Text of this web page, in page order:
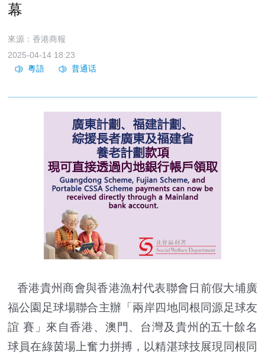
幕
來源：香港商報
2025-04-14 18:23
香港貴州商會與香港漁村代表聯會日前假大埔廣
福公園足球場聯合主辦「兩岸四地同根同源足球友
誼 賽」來自香港、澳門、台灣及貴州的五十餘名
球員在綠茵場上奮力拼搏，以精湛球技展現同根同